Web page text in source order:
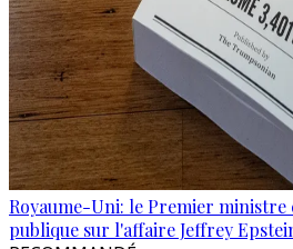
Royaume-Uni: le Premier ministre
publique sur l'affaire Jeffrey